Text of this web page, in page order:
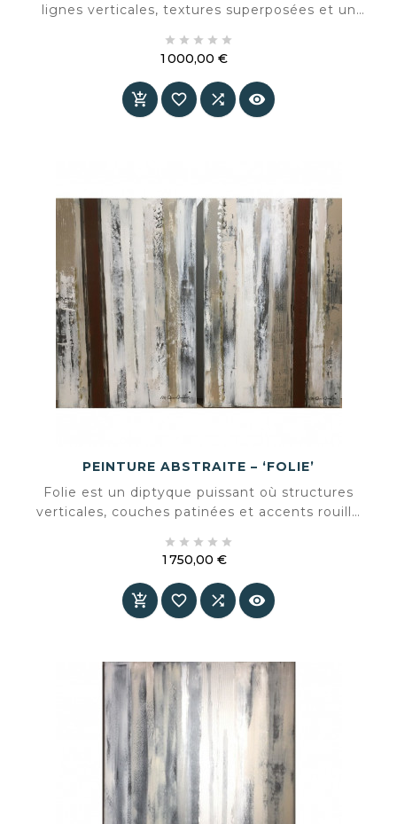
lignes verticales, textures superposées et un
composition affirmée. Une pièce qui équilibre
calme et intensité, apportant immédiatement
du caractère à un intérieur.
    
1 000,00 €
   
PEINTURE ABSTRAITE – ‘FOLIE’
Folie est un diptyque puissant où structures
verticales, couches patinées et accents rouille
monumentale. Une œuvre qui associe calme,
rythme et tension, apportant une profondeur
architecturale à l’espace.
    
1 750,00 €
   